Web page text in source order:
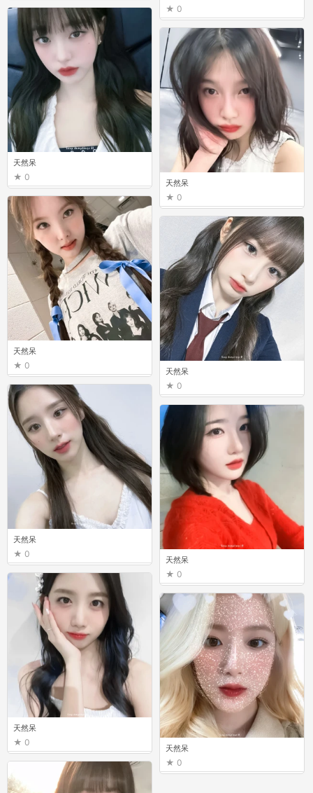
0
天然呆
0
天然呆
0
天然呆
0
天然呆
0
天然呆
0
天然呆
0
天然呆
0
天然呆
0